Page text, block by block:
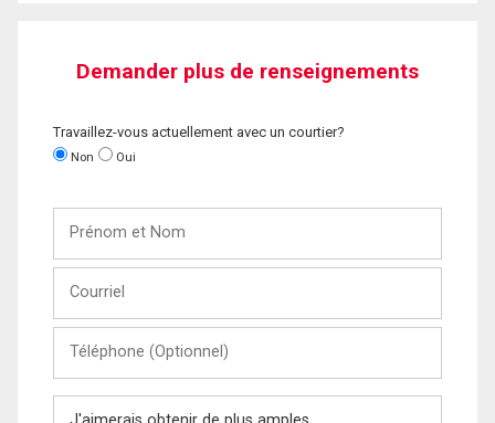
Demander plus de renseignements
Travaillez-vous actuellement avec un courtier?
Non Oui
Nom
(Optionnel)
Message